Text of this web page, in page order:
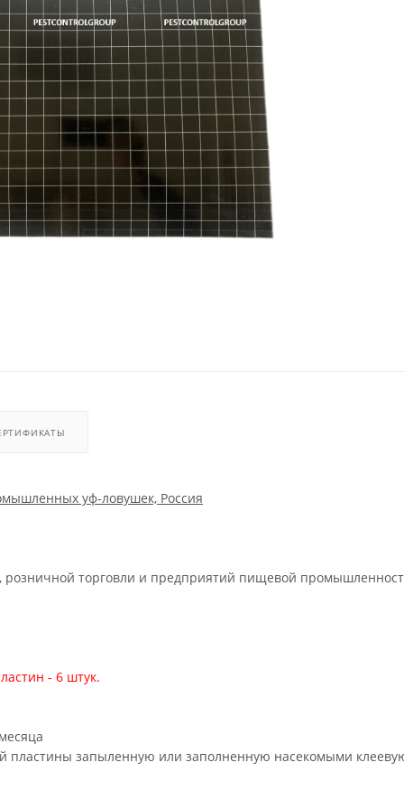
уф-ловушек, Россия
торговли и предприятий пищевой
- 6 штук.
пластины запыленную или заполненную насекомыми